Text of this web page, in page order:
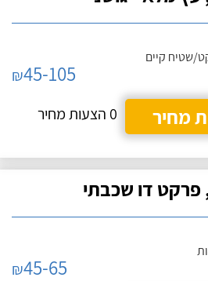
שטיח קיים
₪45-105
מחיר
0 הצעות מחיר
דו שכבתי
₪45-65